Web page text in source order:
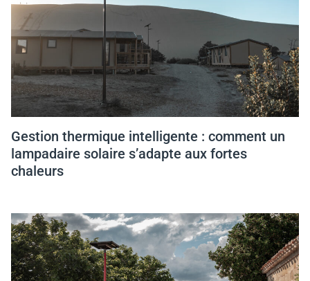
Gestion thermique intelligente : comment un
lampadaire solaire s’adapte aux fortes
chaleurs